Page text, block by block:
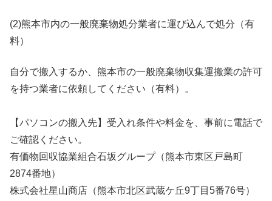
(2)熊本市内の一般廃棄物処分業者に運び込んで処分（有
料）
自分で搬入するか、熊本市の一般廃棄物収集運搬業の許可
を持つ業者に依頼してください（有料）。
【パソコンの搬入先】受入れ条件や料金を、事前に電話で
ご確認ください。
有価物回収協業組合石坂グループ（熊本市東区戸島町
2874番地）
株式会社星山商店（熊本市北区武蔵ケ丘9丁目5番76号）